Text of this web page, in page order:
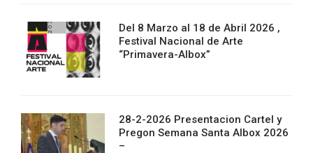
Del 8 Marzo al 18 de Abril 2026 ,
Festival Nacional de Arte
“Primavera-Albox”
28-2-2026 Presentacion Cartel y
Pregon Semana Santa Albox 2026
–